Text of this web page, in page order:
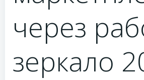
через
зеркало